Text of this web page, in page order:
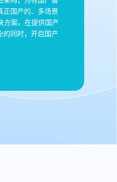
正国产的、多场景
方案。在提供国产
的同时，开启国产